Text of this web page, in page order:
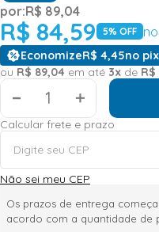
por:R$ 89,04
R$ 84,59 5% OFF
EconomizeR$ 4,45no
ou R$ 89,04 em até 3xde R$
＋
Calcular frete e prazo
Não sei meu CEP
Os prazos de entrega
acordo com a quantidade de